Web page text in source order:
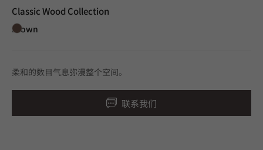
Classic Wood Collection
Brown
柔和的数目气息弥漫整个空间。
联系我们